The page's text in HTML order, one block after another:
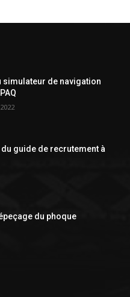
simulateur de navigation
guide de recrutement à
du phoque